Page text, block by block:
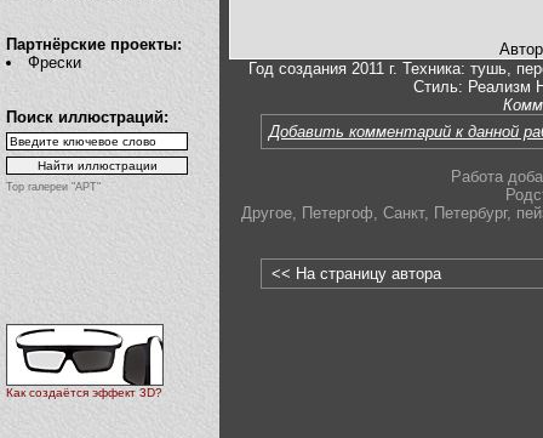
Партнёрские проекты:
Фрески
Поиск иллюстраций:
Top галереи "АРТ"
Как создаётся эффект 3D?
Год создания 2011 г. Техника: тушь,
Стиль: Реализм
Добавить комментарий к данной
Работа
Другое, Петергоф, Санкт, Петербург,
<< На страницу автора